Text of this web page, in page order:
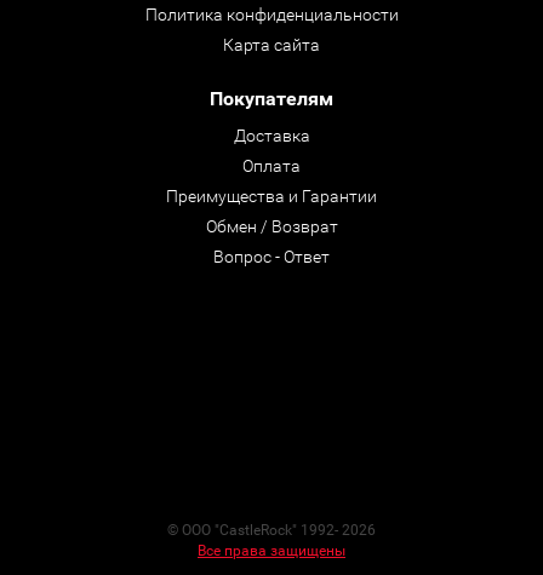
Политика конфиденциальности
Карта сайта
Покупателям
Доставка
Оплата
Преимущества и Гарантии
Обмен / Возврат
Вопрос - Ответ
© ООО "CastleRock" 1992- 2026
Все права защищены